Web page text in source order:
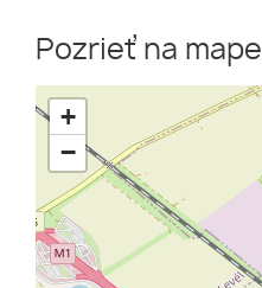
Pozrieť na mape
+
−